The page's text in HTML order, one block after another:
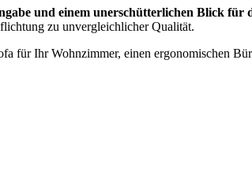
und einem unerschütterlichen Blick für
zu unvergleichlicher Qualität.
für Ihr Wohnzimmer, einen ergonomischen